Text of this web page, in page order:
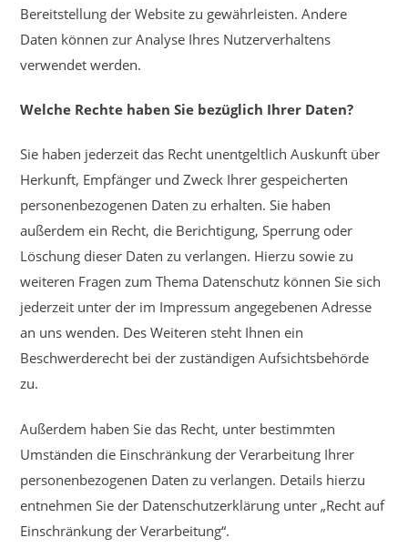
Bereitstellung der Website zu gewährleisten. Andere
Daten können zur Analyse Ihres Nutzerverhaltens
verwendet werden.
Welche Rechte haben Sie bezüglich Ihrer Daten?
Sie haben jederzeit das Recht unentgeltlich Auskunft über
Herkunft, Empfänger und Zweck Ihrer gespeicherten
personenbezogenen Daten zu erhalten. Sie haben
außerdem ein Recht, die Berichtigung, Sperrung oder
Löschung dieser Daten zu verlangen. Hierzu sowie zu
weiteren Fragen zum Thema Datenschutz können Sie sich
jederzeit unter der im Impressum angegebenen Adresse
an uns wenden. Des Weiteren steht Ihnen ein
Beschwerderecht bei der zuständigen Aufsichtsbehörde
zu.
Außerdem haben Sie das Recht, unter bestimmten
Umständen die Einschränkung der Verarbeitung Ihrer
personenbezogenen Daten zu verlangen. Details hierzu
entnehmen Sie der Datenschutzerklärung unter „Recht auf
Einschränkung der Verarbeitung“.